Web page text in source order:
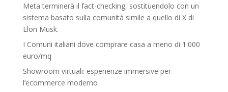
Meta terminerà il fact-checking, sostituendolo con un
sistema basato sulla comunità simile a quello di X di
Elon Musk.
I Comuni italiani dove comprare casa a meno di 1.000
euro/mq
Showroom virtuali: esperienze immersive per
l’ecommerce moderno